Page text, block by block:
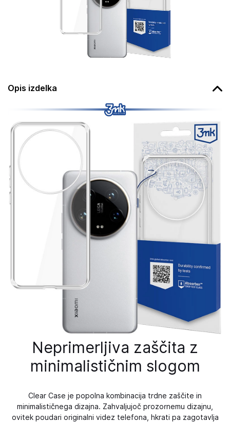
Opis izdelka
Neprimerljiva zaščita z
minimalističnim slogom
Clear Case je popolna kombinacija trdne zaščite in
minimalističnega dizajna. Zahvaljujoč prozornemu dizajnu,
ovitek poudari originalni videz telefona, hkrati pa zagotavlja